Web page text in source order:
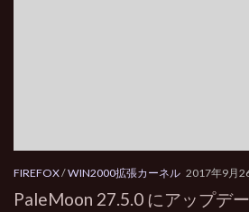
FIREFOX/WIN2000拡張カーネル 2017年9月
PaleMoon 27.5.0 にアップデ